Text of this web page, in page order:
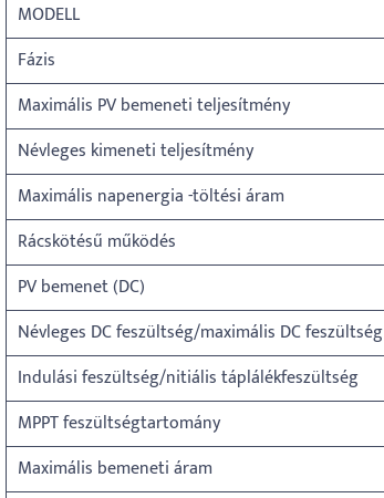
MODELL
Fázis
Maximális PV bemeneti teljesítmény
Névleges kimeneti teljesítmény
Maximális napenergia -töltési áram
Rácskötésű működés
PV bemenet (DC)
Névleges DC feszültség/maximális DC feszültség
Indulási feszültség/nitiális táplálékfeszültség
MPPT feszültségtartomány
Maximális bemeneti áram